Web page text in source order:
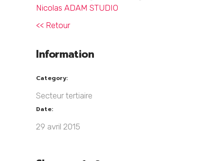
Nicolas ADAM STUDIO
<< Retour
Information
Category:
Secteur tertiaire
Date:
29 avril 2015